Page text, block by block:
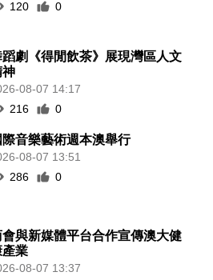
120 0
蹈劇《得閒飲茶》展現灣區人文
神
08-07 14:17
216
0
際音樂藝術週本澳舉行
08-07 13:51
286
0
會與新媒體平台合作宣傳澳大健
產業
08-07 13:37